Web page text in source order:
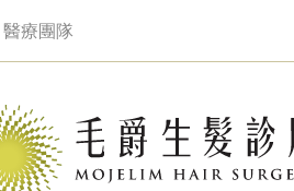
醫療團隊